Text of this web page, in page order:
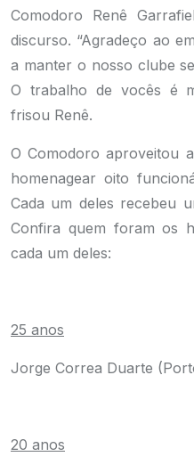
Comodoro Renê
discurso. “Agradeço ao
a manter o nosso clube
O trabalho de vocês é
frisou Renê.
O Comodoro aproveitou
homenagear oito
Cada um deles recebeu
Confira quem foram os
cada um deles:
25 anos
Jorge Correa Duarte
20 anos